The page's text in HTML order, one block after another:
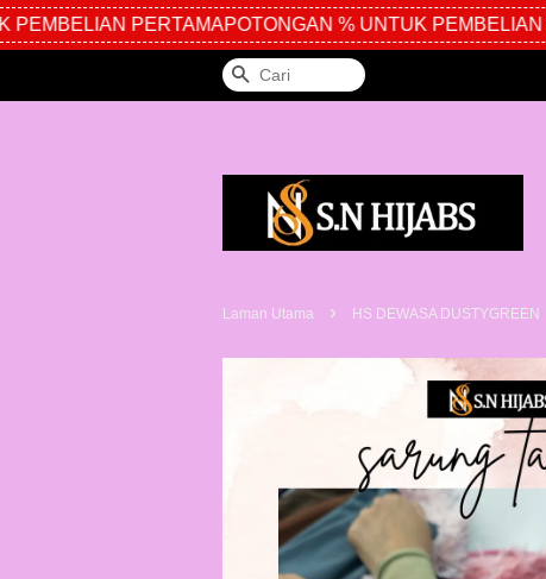
PERTAMAPOTONGAN % UNTUK PEMBELIAN
Cari
Laman Utama › HS DEWASA DUSTYGREEN